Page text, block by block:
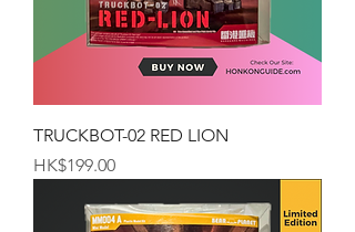
TRUCKBOT-02 RED LION
価格
HK$199.00